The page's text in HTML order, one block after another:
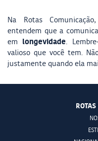
Na Rotas
entendem que a
em longevidade.
valioso que você tem.
justamente quando ela